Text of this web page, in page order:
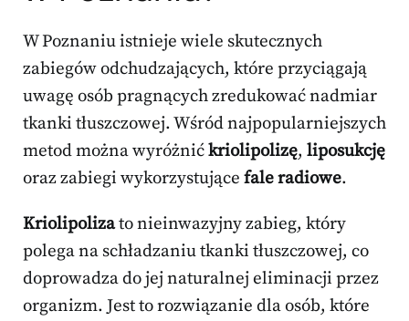
W Poznaniu istnieje wiele skutecznych
zabiegów odchudzających, które przyciągają
uwagę osób pragnących zredukować nadmiar
tkanki tłuszczowej. Wśród najpopularniejszych
metod można wyróżnićkriolipolizę, liposukcję
oraz zabiegi wykorzystujące fale radiowe.
Kriolipolizato nieinwazyjny zabieg, który
polega na schładzaniu tkanki tłuszczowej, co
doprowadza do jej naturalnej eliminacji przez
organizm. Jest to rozwiązanie dla osób, które